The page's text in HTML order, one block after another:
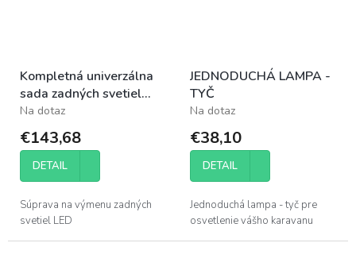
Kompletná univerzálna
sada zadných svetiel
LED
Na dotaz
€143,68
DETAIL
Súprava na výmenu zadných
svetiel LED
JEDNODUCHÁ LAMPA -
TYČ
Na dotaz
€38,10
DETAIL
Jednoduchá lampa - tyč pre
osvetlenie vášho karavanu